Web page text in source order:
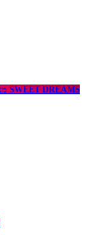
The Rest of מצעד היום (גרסת האלבום) 22 – 4.8.26 – מהדורת SWEET DREAMS